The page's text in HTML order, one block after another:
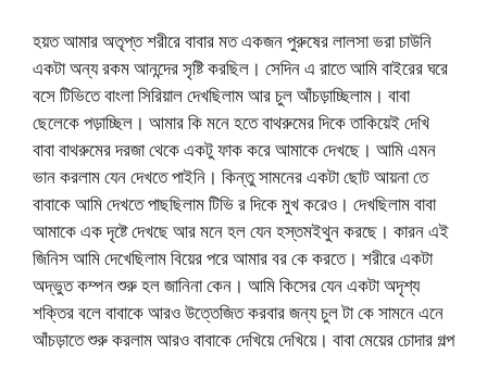
হয়ত আমার অতৃপ্ত শরীরে বাবার মত একজন পুরুষের লালসা ভরা চাউনি
একটা অন্য রকম আনন্দের সৃষ্টি করছিল। সেদিন এ রাতে আমি বাইরের ঘরে
বসে টিভিতে বাংলা সিরিয়াল দেখছিলাম আর চুল আঁচড়াচ্ছিলাম। বাবা
ছেলেকে পড়াচ্ছিল। আমার কি মনে হতে বাথরুমের দিকে তাকিয়েই দেখি
বাবা বাথরুমের দরজা থেকে একটু ফাক করে আমাকে দেখছে। আমি এমন
ভান করলাম যেন দেখতে পাইনি। কিন্তু সামনের একটা ছোট আয়না তে
বাবাকে আমি দেখতে পাছছিলাম টিভি র দিকে মুখ করেও। দেখছিলাম বাবা
আমাকে এক দৃষ্টে দেখছে আর মনে হল যেন হস্তমইথুন করছে। কারন এই
জিনিস আমি দেখেছিলাম বিয়ের পরে আমার বর কে করতে। শরীরে একটা
অদ্ভুত কম্পন শুরু হল জানিনা কেন। আমি কিসের যেন একটা অদৃশ্য
শক্তির বলে বাবাকে আরও উত্তেজিত করবার জন্য চুল টা কে সামনে এনে
আঁচড়াতে শুরু করলাম আরও বাবাকে দেখিয়ে দেখিয়ে। বাবা মেয়ের চোদার গল্প